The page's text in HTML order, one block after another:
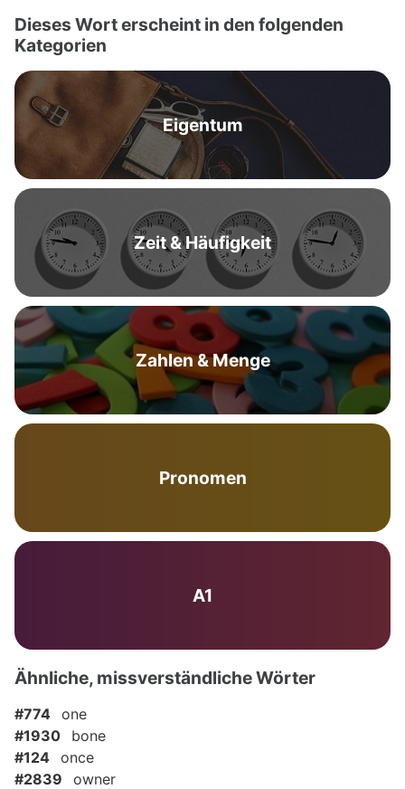
Dieses Wort erscheint in den folgenden
Kategorien
Eigentum
Zeit & Häufigkeit
Zahlen & Menge
Pronomen
A1
Ähnliche, missverständliche Wörter
#774 one
#1930
bone
#124 once
#2839
owner